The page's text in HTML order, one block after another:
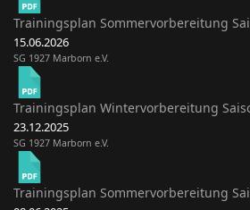
Trainingsplan Sommervorbereitung
15.06.2026
SG 1927 Marborn e.V.
Trainingsplan Wintervorbereitung
23.12.2025
SG 1927 Marborn e.V.
Trainingsplan Sommervorbereitung